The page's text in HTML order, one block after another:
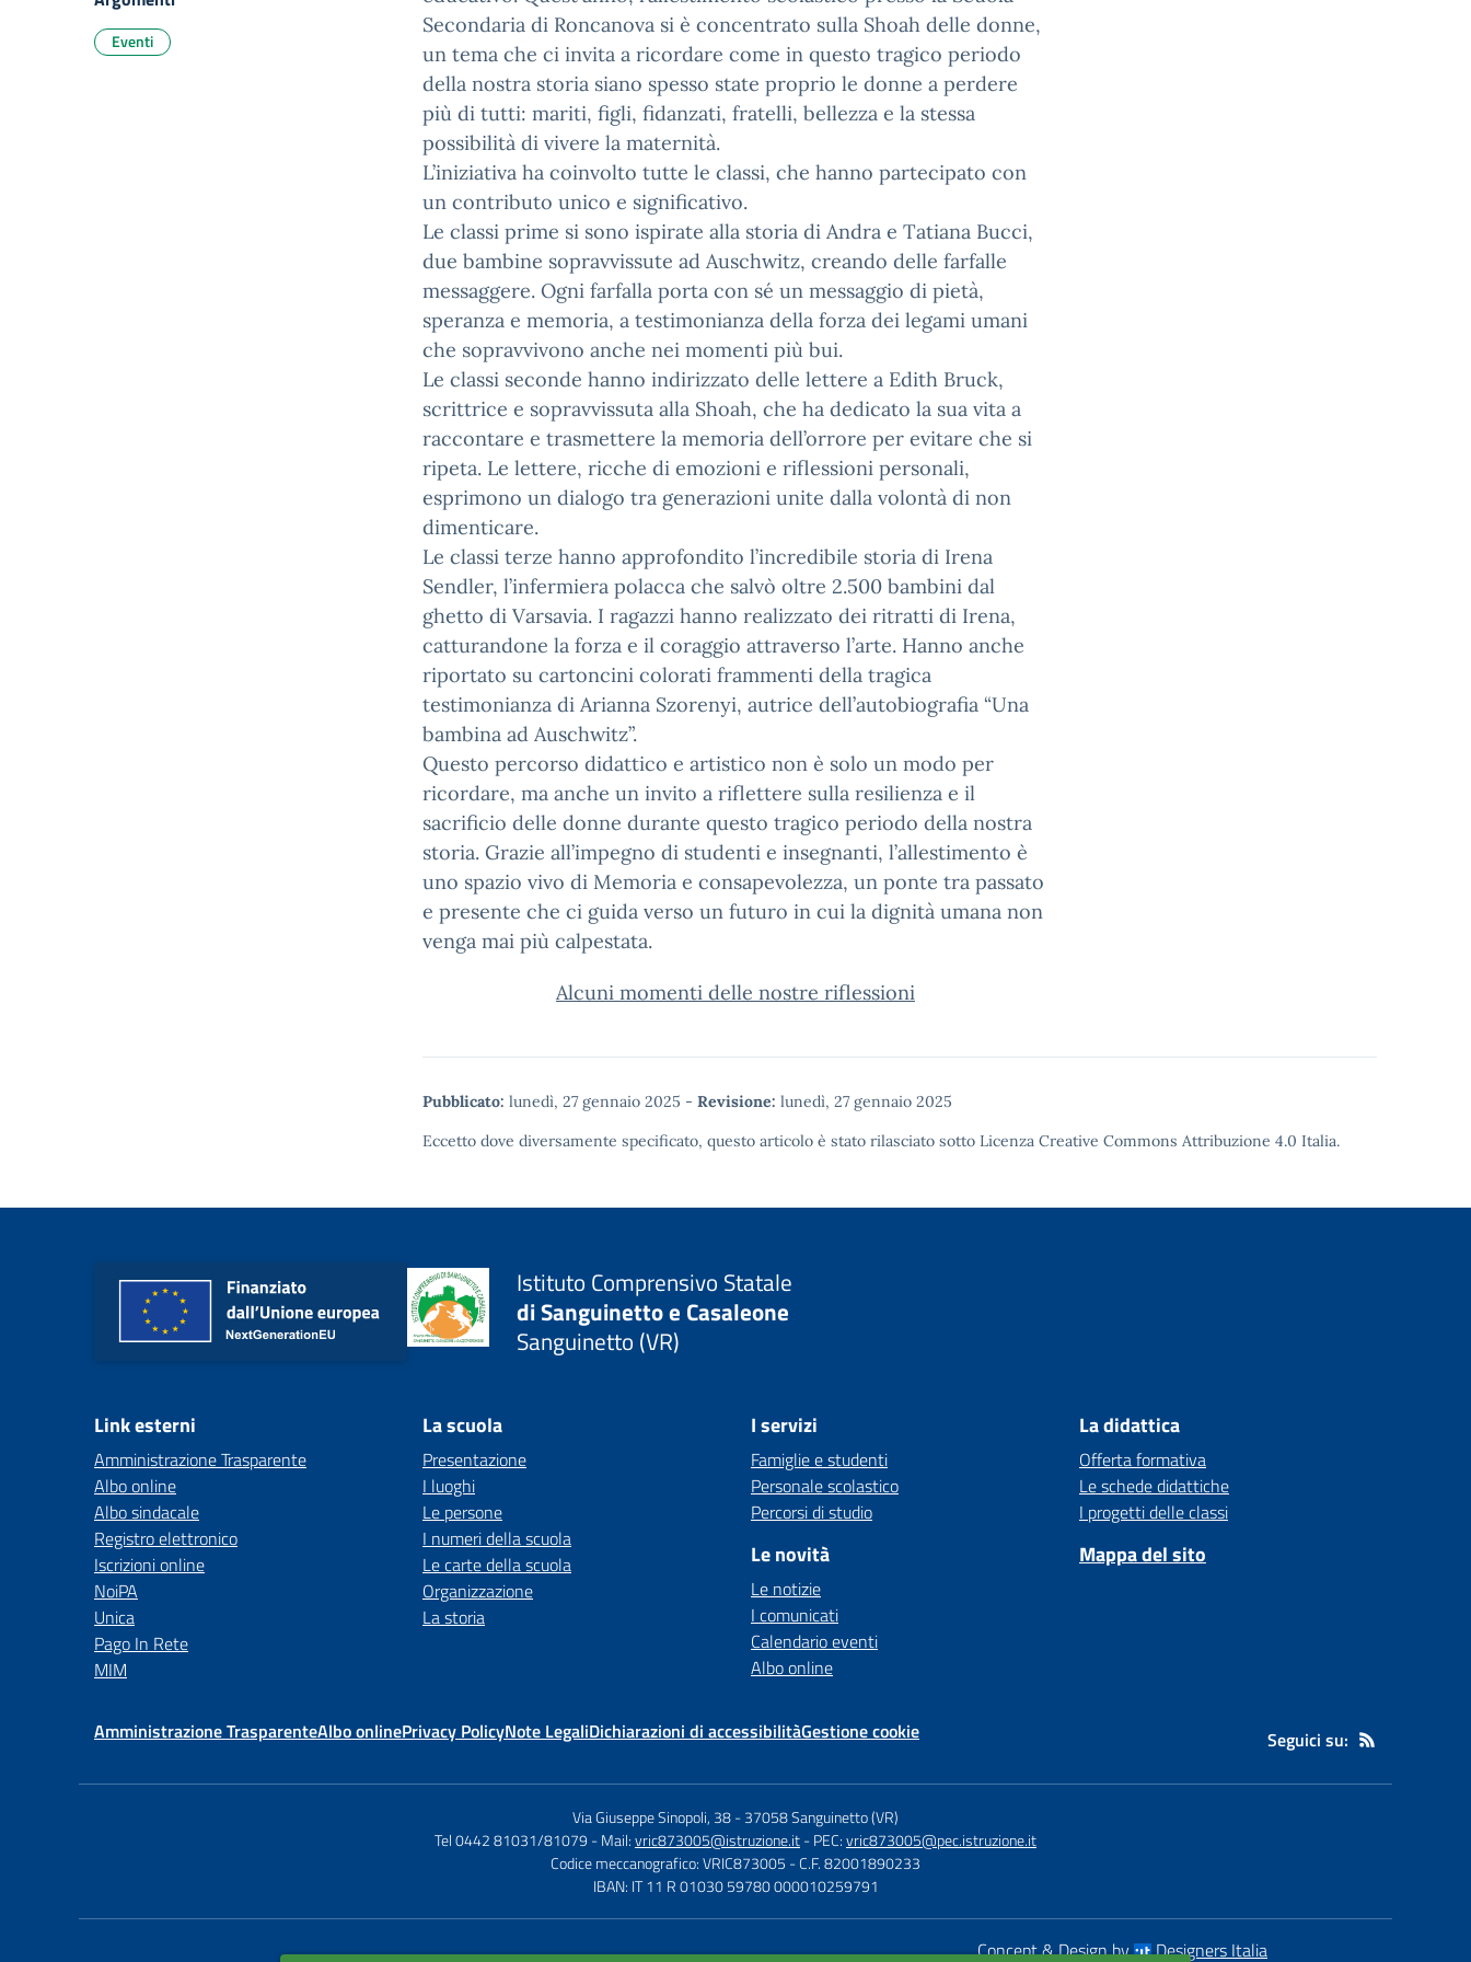
Secondaria di Roncanova si è concentrato sulla Shoah delle donne,
un tema che ci invita a ricordare come in questo tragico periodo
della nostra storia siano spesso state proprio le donne a perdere
più di tutti: mariti, figli, fidanzati, fratelli, bellezza e la stessa
possibilità di vivere la maternità.
L’iniziativa ha coinvolto tutte le classi, che hanno partecipato con
un contributo unico e significativo.
Le classi prime si sono ispirate alla storia di Andra e Tatiana Bucci,
due bambine sopravvissute ad Auschwitz, creando delle farfalle
messaggere. Ogni farfalla porta con sé un messaggio di pietà,
speranza e memoria, a testimonianza della forza dei legami umani
che sopravvivono anche nei momenti più bui.
Le classi seconde hanno indirizzato delle lettere a Edith Bruck,
scrittrice e sopravvissuta alla Shoah, che ha dedicato la sua vita a
raccontare e trasmettere la memoria dell’orrore per evitare che si
ripeta. Le lettere, ricche di emozioni e riflessioni personali,
esprimono un dialogo tra generazioni unite dalla volontà di non
dimenticare.
Le classi terze hanno approfondito l’incredibile storia di Irena
Sendler, l’infermiera polacca che salvò oltre 2.500 bambini dal
ghetto di Varsavia. I ragazzi hanno realizzato dei ritratti di Irena,
catturandone la forza e il coraggio attraverso l’arte. Hanno anche
riportato su cartoncini colorati frammenti della tragica
testimonianza di Arianna Szorenyi, autrice dell’autobiografia “Una
bambina ad Auschwitz”.
Questo percorso didattico e artistico non è solo un modo per
ricordare, ma anche un invito a riflettere sulla resilienza e il
sacrificio delle donne durante questo tragico periodo della nostra
storia. Grazie all’impegno di studenti e insegnanti, l’allestimento è
uno spazio vivo di Memoria e consapevolezza, un ponte tra passato
e presente che ci guida verso un futuro in cui la dignità umana non
venga mai più calpestata.
Alcuni momenti delle nostre riflessioni
Pubblicato: lunedì, 27 gennaio 2025 - Revisione: lunedì, 27 gennaio 2025
Eccetto dove diversamente specificato, questo articolo è stato rilasciato sotto Licenza Creative Commons Attribuzione 4.0 Italia.
Eventi
Istituto Comprensivo Statale
di Sanguinetto e Casaleone
Sanguinetto (VR)
Link esterni
Amministrazione Trasparente
Albo online
Albo sindacale
Registro elettronico
Iscrizioni online
NoiPA
Unica
Pago In Rete
MIM
La scuola
Presentazione
I luoghi
Le persone
I numeri della scuola
Le carte della scuola
Organizzazione
La storia
I servizi
Famiglie e studenti
Personale scolastico
Percorsi di studio
Le novità
Le notizie
I comunicati
Calendario eventi
Albo online
La didattica
Offerta formativa
Le schede didattiche
I progetti delle classi
Mappa del sito
Amministrazione TrasparenteAlbo onlinePrivacy PolicyNote LegaliDichiarazioni di accessibilitàGestione cookie Seguici su:
Via Giuseppe Sinopoli, 38-37058 Sanguinetto (VR)
Tel 0442 81031/81079 - Mail:vric873005@istruzione.it- PEC:vric873005@pec.istruzione.it
Codice meccanografico: VRIC873005 - C.F. 82001890233
IBAN: IT 11 R 01030 59780 000010259791
Concept & Design by Designers Italia